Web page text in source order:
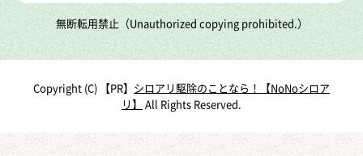
無断転用禁止（Unauthorized copying prohibited.）
Copyright (C)
シロアリ駆除のことなら！【NoNoシロア
リ】 All Rights Reserved.